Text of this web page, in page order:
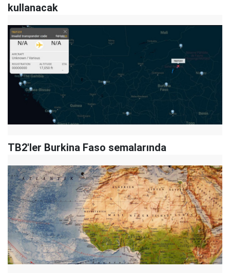
kullanacak
TB2'ler Burkina Faso semalarında